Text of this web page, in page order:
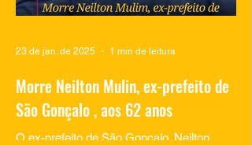
Morre Neilton Mulin, ex-prefeito de
São Gonçalo , aos 62 anos
O ex-prefeito de São Gonçalo, Neilton
23 de jan. de 2025 1 min de leitura